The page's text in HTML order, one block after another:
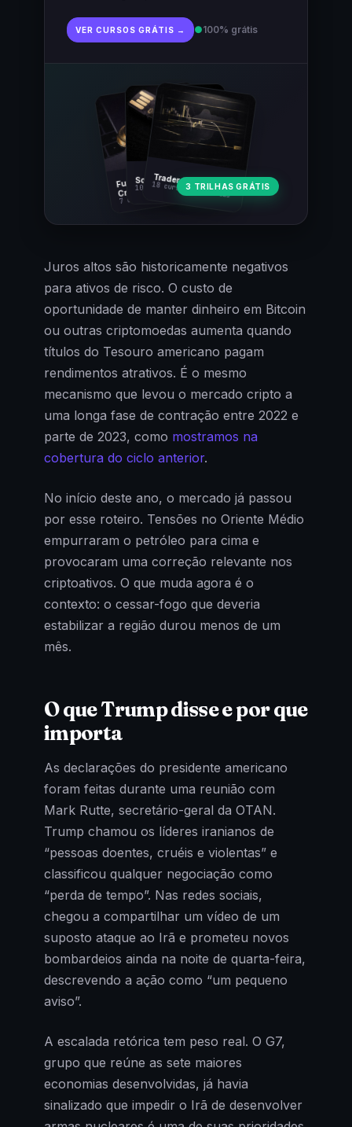
VER CURSOS GRÁTIS → ●100% grátis
Fundamentos
Cripto
7 cursos · 31 aulas
Trader Cripto
18 cursos · 80 aulas
Soberania Bitcoin
10 cursos · 44 aulas3 TRILHAS GRÁTIS
Juros altos são historicamente negativos
para ativos de risco. O custo de
oportunidade de manter dinheiro em Bitcoin
ou outras criptomoedas aumenta quando
títulos do Tesouro americano pagam
rendimentos atrativos. É o mesmo
mecanismo que levou o mercado cripto a
uma longa fase de contração entre 2022 e
parte de 2023, como mostramos na
cobertura do ciclo anterior.
No início deste ano, o mercado já passou
por esse roteiro. Tensões no Oriente Médio
empurraram o petróleo para cima e
provocaram uma correção relevante nos
criptoativos. O que muda agora é o
contexto: o cessar-fogo que deveria
estabilizar a região durou menos de um
mês.
O que Trump disse e por que
importa
As declarações do presidente americano
foram feitas durante uma reunião com
Mark Rutte, secretário-geral da OTAN.
Trump chamou os líderes iranianos de
“pessoas doentes, cruéis e violentas” e
classificou qualquer negociação como
“perda de tempo”. Nas redes sociais,
chegou a compartilhar um vídeo de um
suposto ataque ao Irã e prometeu novos
bombardeios ainda na noite de quarta-feira,
descrevendo a ação como “um pequeno
aviso”.
A escalada retórica tem peso real. O G7,
grupo que reúne as sete maiores
economias desenvolvidas, já havia
sinalizado que impedir o Irã de desenvolver